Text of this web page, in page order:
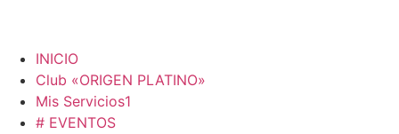
INICIO
Club «ORIGEN PLATINO»
Mis Servicios1
# EVENTOS